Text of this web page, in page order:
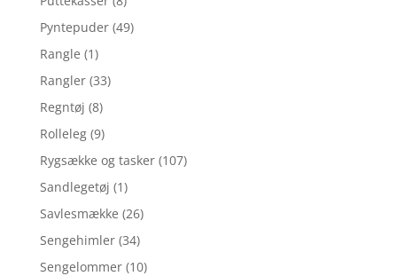
Pyntepuder (49)
Rangle (1)
Rangler (33)
Regntøj (8)
Rolleleg (9)
Rygsække og tasker (107)
Sandlegetøj (1)
Savlesmække (26)
Sengehimler (34)
Sengelommer (10)